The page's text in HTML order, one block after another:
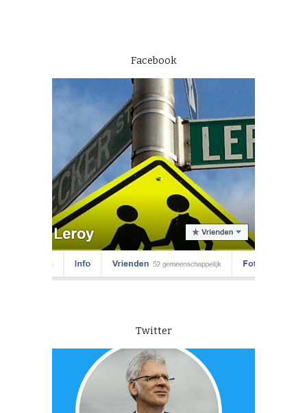
Facebook
Twitter